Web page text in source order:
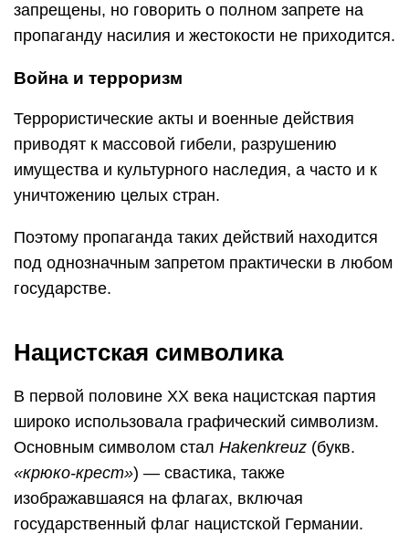
запрещены, но говорить о полном запрете на
пропаганду насилия и жестокости не приходится.
Война и терроризм
Террористические акты и военные действия
приводят к массовой гибели, разрушению
имущества и культурного наследия, а часто и к
уничтожению целых стран.
Поэтому пропаганда таких действий находится
под однозначным запретом практически в любом
государстве.
Нацистская символика
В первой половине XX века нацистская партия
широко использовала графический символизм.
Основным символом стал Hakenkreuz (букв.
«крюко-крест») — свастика, также
изображавшаяся на флагах, включая
государственный флаг нацистской Германии.